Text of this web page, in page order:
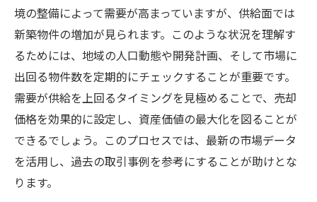
短期間での売却成功例に学ぶ方法
想定外の利益を得た事例の再現方法
住みやすい守口市での不動産売却で押さえるべ
きポイント
守口市の住環境が不動産価値に与える影響
交通アクセスの良さを生かす売却戦略
自然環境を売却時にアピールする方法
地元コミュニティの活用が成功の鍵
境の整備によって需要が高まっていますが、供給面では
新築物件の増加が見られます。このような状況を理解す
るためには、地域の人口動態や開発計画、そして市場に
出回る物件数を定期的にチェックすることが重要です。
需要が供給を上回るタイミングを見極めることで、売却
価格を効果的に設定し、資産価値の最大化を図ることが
できるでしょう。このプロセスでは、最新の市場データ
を活用し、過去の取引事例を参考にすることが助けとな
ります。